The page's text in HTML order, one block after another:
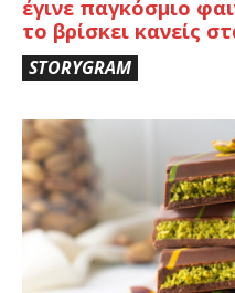
έγινε παγκόσμιο
το βρίσκει κανείς
STORYGRAM